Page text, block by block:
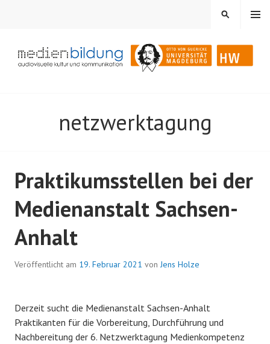
Audiovisuelle Kultur und Kommunikation
MENÜ
SUCHEN
netzwerktagung
Praktikumsstellen bei der
Medienanstalt Sachsen-
Anhalt
Veröffentlicht am 19. Februar 2021 vonJens Holze
Derzeit sucht die Medienanstalt Sachsen-Anhalt
Praktikanten für die Vorbereitung, Durchführung und
Nachbereitung der 6. Netzwerktagung Medienkompetenz